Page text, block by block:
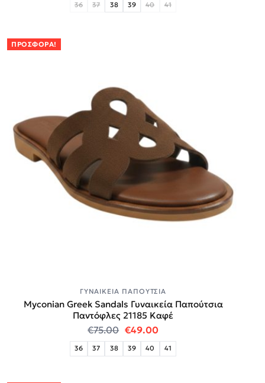
36 37 38 39 40 41
ΠΡΟΣΦΟΡΆ!
ΓΥΝΑΙΚΕΊΑ ΠΑΠΟΎΤΣΙΑ
Myconian Greek Sandals Γυναικεία Παπούτσια
Παντόφλες 21185 Καφέ
€75.00 Original price was: €75.00.
€49.00Η τρέχουσα τιμή
36 37 38 39 40 41